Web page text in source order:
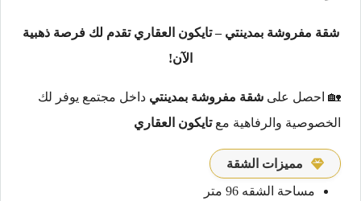
شقة مفروشة بمدينتي – تايكون العقاري تقدم لك فرصة ذهبية
الآن!
🏡 احصل على شقة مفروشة بمدينتي داخل مجتمع يوفر لك
الخصوصية والرفاهية معتايكون العقاري
مميزات الشقة
مساحة الشقه 96 متر